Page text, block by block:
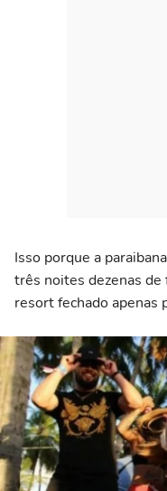
Isso porque a
três noites dezenas
resort fechado apenas